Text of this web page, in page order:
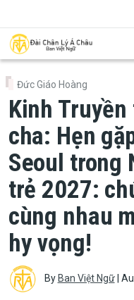
Đức Giáo Hoàng
Kinh
cha: Hẹn
Seoul trong
trẻ 2027:
cùng nhau
hy vọng!
By Ban Việt Ngữ|